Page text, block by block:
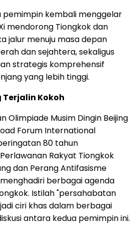
pemimpin kembali menggelar
mendorong Tiongkok dan
jalur menuju masa depan
dan sejahtera, sekaligus
strategis komprehensif
yang lebih tinggi.
Kokoh
Olimpiade Musim Dingin Beijing
Forum International
80 tahun
Rakyat Tiongkok
dan Perang Antifasisme
berbagai agenda
Istilah "persahabatan
ciri khas dalam berbagai
antara kedua pemimpin ini.